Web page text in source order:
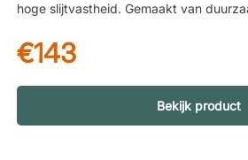
hoge slijtvastheid. Gemaakt van
openbare omgevingen als thuis. Het
de kruk bestand tegen slijtage en is
schoon te maken – perfect voor
esthetiek als functionaliteit belangrijk
buiten als binnen Met een zithoogte
€143
Bekijk product